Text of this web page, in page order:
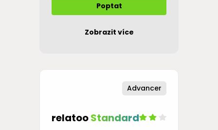
Poptat
Zobrazit více
Advancer
relatooStandard